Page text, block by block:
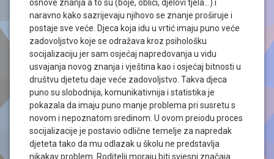
osnove znanja a to su (boje, oblici, djelovi tjela…) i
naravno kako sazrijevaju njihovo se znanje proširuje i
postaje sve veće. Djeca koja idu u vrtić imaju puno veće
zadovoljstvo koje se odražava kroz psihološku
socijalizaciju jer sam osjećaj napredovanja u vidu
usvajanja novog znanja i vještina kao i osjećaj bitnosti u
društvu djetetu daje veće zadovoljstvo. Takva djeca
puno su slobodnija, komunikativnija i statistika je
pokazala da imaju puno manje problema pri susretu s
novom i nepoznatom sredinom. U ovom preiodu proces
socijalizacije je postavio odlične temelje za napredak
djeteta tako da mu odlazak u školu ne predstavlja
nikakav problem. Roditelji moraju biti svjesni značaja